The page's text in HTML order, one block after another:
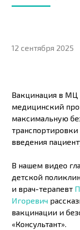
12 сентября 2025
Вакцинация в МЦ
медицинский
максимальную
введения
В нашем видео
детской
и врач-терапевт
Игоревич
вакцинации и
«Консультант».